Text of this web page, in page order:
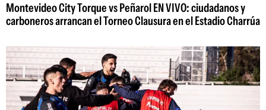
Montevideo City Torque vs Peñarol EN VIVO: ciudadanos y
carboneros arrancan el Torneo Clausura en el Estadio Charrúa